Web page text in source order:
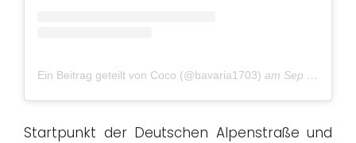
Ein Beitrag geteilt von Coco (@bavaria1703) am Sep 17, 2018 um 10:52 PDT
Startpunkt der Deutschen Alpenstraße und